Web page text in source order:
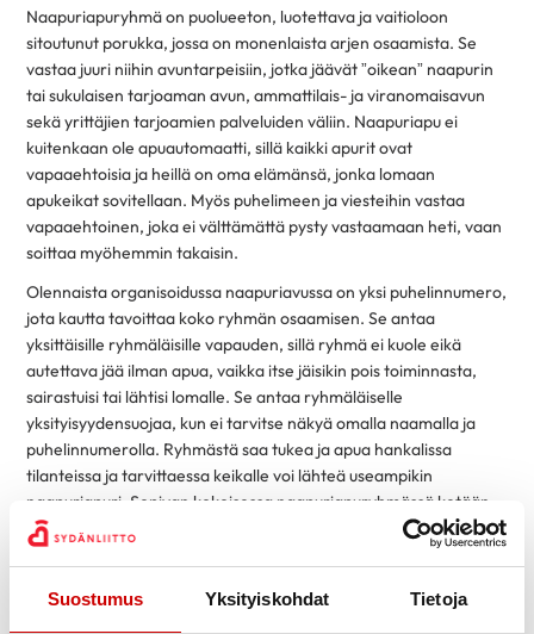
Suostumus Yksityiskohdat Tietoja
Naapuriapuryhmä on puolueeton, luotettava ja vaitioloon
sitoutunut porukka, jossa on monenlaista arjen osaamista. Se
vastaa juuri niihin avuntarpeisiin, jotka jäävät ”oikean” naapurin
tai sukulaisen tarjoaman avun, ammattilais- ja viranomaisavun
sekä yrittäjien tarjoamien palveluiden väliin. Naapuriapu ei
kuitenkaan ole apuautomaatti, sillä kaikki apurit ovat
vapaaehtoisia ja heillä on oma elämänsä, jonka lomaan
apukeikat sovitellaan. Myös puhelimeen ja viesteihin vastaa
vapaaehtoinen, joka ei välttämättä pysty vastaamaan heti, vaan
soittaa myöhemmin takaisin.
Olennaista organisoidussa naapuriavussa on yksi puhelinnumero,
jota kautta tavoittaa koko ryhmän osaamisen. Se antaa
yksittäisille ryhmäläisille vapauden, sillä ryhmä ei kuole eikä
autettava jää ilman apua, vaikka itse jäisikin pois toiminnasta,
sairastuisi tai lähtisi lomalle. Se antaa ryhmäläiselle
yksityisyydensuojaa, kun ei tarvitse näkyä omalla naamalla ja
puhelinnumerolla. Ryhmästä saa tukea ja apua hankalissa
tilanteissa ja tarvittaessa keikalle voi lähteä useampikin
naapuriapuri. Sopivan kokoisessa naapuriapuryhmässä ketään
yksittäistä apuria ei rasiteta liian monilla tai hankalilla
avunpyynnöillä, sillä ne jaetaan. Myös itse kunkin
vaan osaaminen!